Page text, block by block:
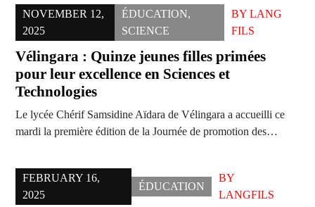
NOVEMBER 12,
2025
ÉDUCATION,
SCIENCE
BY LANG
FILS
Vélingara : Quinze jeunes filles primées
pour leur excellence en Sciences et
Technologies
Le lycée Chérif Samsidine Aïdara de Vélingara a accueilli ce
mardi la première édition de la Journée de promotion des…
FEBRUARY 16,
2025
ÉDUCATION
BY
LANGFILS